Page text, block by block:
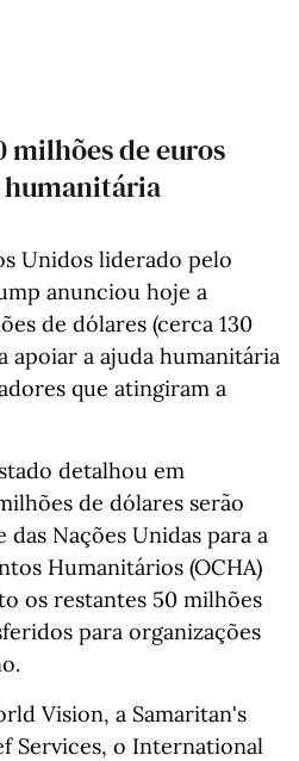
milhões de euros
humanitária
Unidos liderado pelo
anunciou hoje a
de dólares (cerca 130
apoiar a ajuda humanitária
que atingiram a
detalhou em
de dólares serão
Nações Unidas para a
Humanitários (OCHA)
os restantes 50 milhões
para organizações
Vision, a Samaritan's
Services, o International